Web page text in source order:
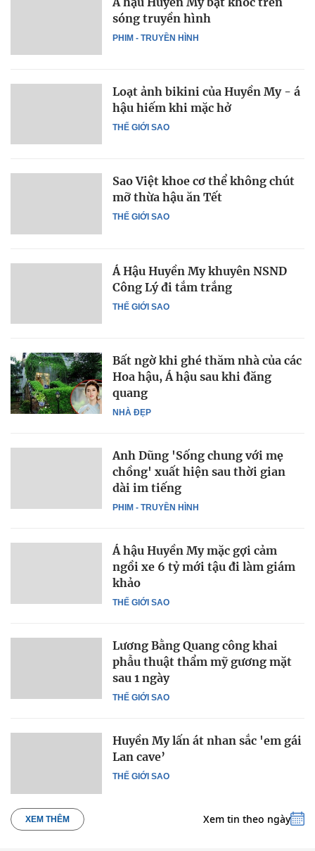
PHIM - TRUYỀN HÌNH
sóng truyền hình
THẾ GIỚI SAO
Loạt ảnh bikini của Huyền My - á
hậu hiếm khi mặc hở
THẾ GIỚI SAO
Sao Việt khoe cơ thể không chút
mỡ thừa hậu ăn Tết
THẾ GIỚI SAO
Á Hậu Huyền My khuyên NSND
Công Lý đi tắm trắng
NHÀ ĐẸP
Bất ngờ khi ghé thăm nhà của các
Hoa hậu, Á hậu sau khi đăng
quang
PHIM - TRUYỀN HÌNH
Anh Dũng 'Sống chung với mẹ
chồng' xuất hiện sau thời gian
dài im tiếng
THẾ GIỚI SAO
Á hậu Huyền My mặc gợi cảm
ngồi xe 6 tỷ mới tậu đi làm giám
khảo
THẾ GIỚI SAO
Lương Bằng Quang công khai
phẫu thuật thẩm mỹ gương mặt
sau 1 ngày
THẾ GIỚI SAO
Huyền My lấn át nhan sắc 'em gái
Lan cave’
XEM THÊM Xem tin theo ngày